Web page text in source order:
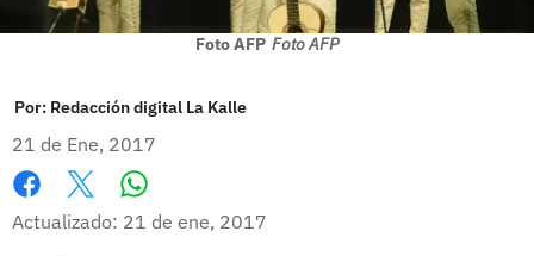
Foto AFP Foto AFP
Por: Redacción digital La Kalle
21 de Ene, 2017
Facebook
X
Actualizado: 21 de ene, 2017